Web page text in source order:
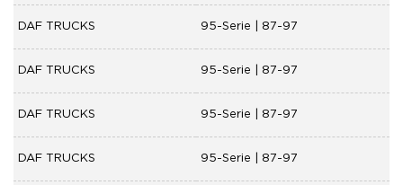
DAF TRUCKS 95-Serie | 87-97
DAF TRUCKS 95-Serie | 87-97
DAF TRUCKS 95-Serie | 87-97
DAF TRUCKS 95-Serie | 87-97